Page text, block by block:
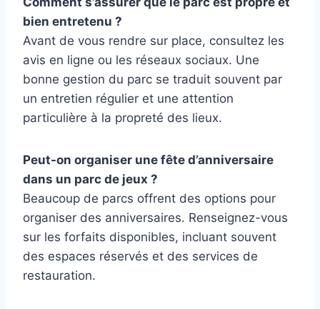
bien entretenu ?
Avant de vous rendre sur place, consultez les
avis en ligne ou les réseaux sociaux. Une
bonne gestion du parc se traduit souvent par
un entretien régulier et une attention
particulière à la propreté des lieux.
Peut-on organiser une fête d’anniversaire
dans un parc de jeux ?
Beaucoup de parcs offrent des options pour
organiser des anniversaires. Renseignez-vous
sur les forfaits disponibles, incluant souvent
des espaces réservés et des services de
restauration.